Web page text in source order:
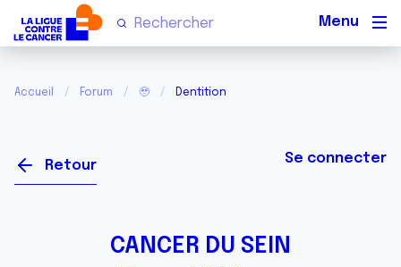
Accueil Forum 🥹 Dentition
Retour Se connecter
CANCER DU SEIN